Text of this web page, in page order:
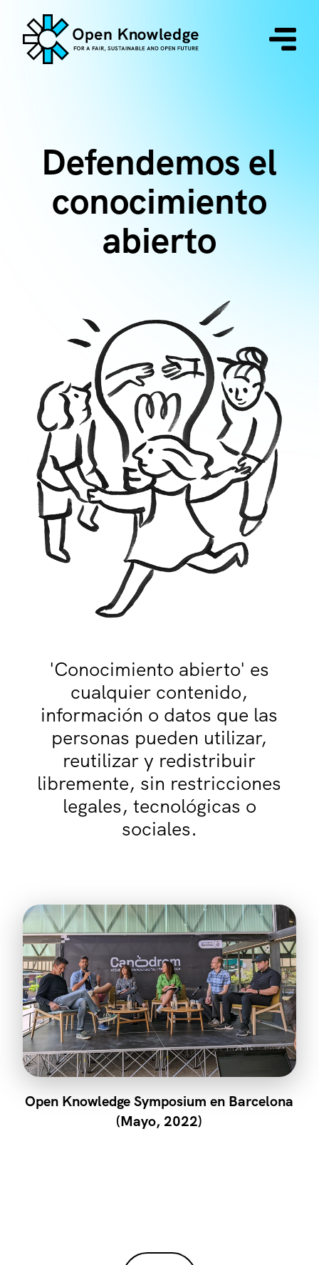
Defendemos el
conocimiento
abierto
'Conocimiento abierto' es
cualquier contenido,
información o datos que las
personas pueden utilizar,
reutilizar y redistribuir
libremente, sin restricciones
legales, tecnológicas o
sociales.
Open Knowledge Symposium en Barcelona
(Mayo, 2022)